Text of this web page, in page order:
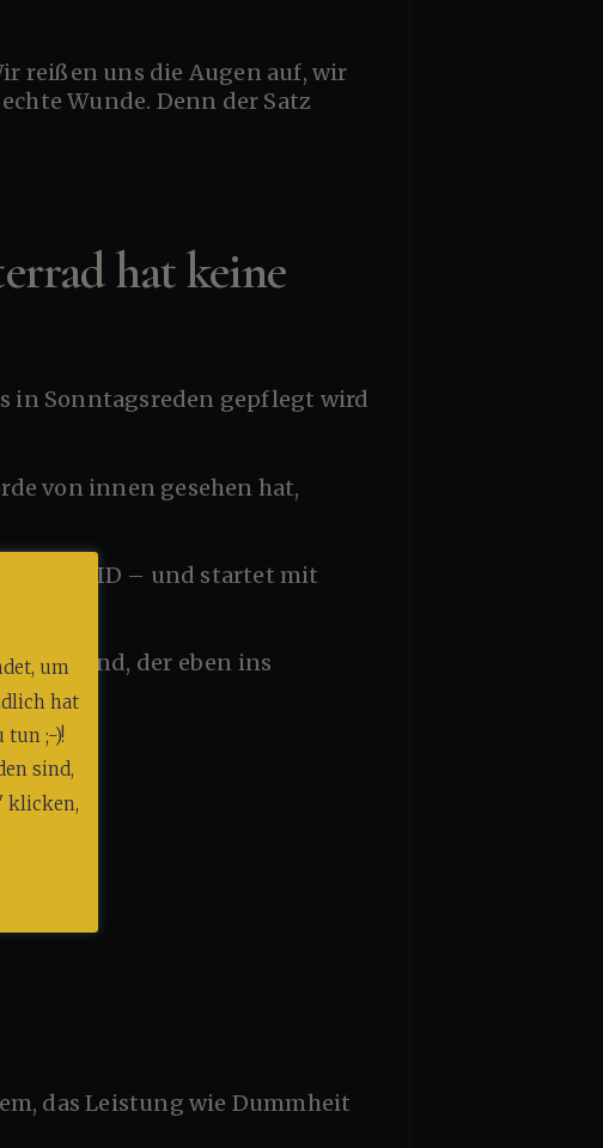
Wunde. Denn der Satz
hat keine
um
hat
tun ;-)!
sind,
klicken,